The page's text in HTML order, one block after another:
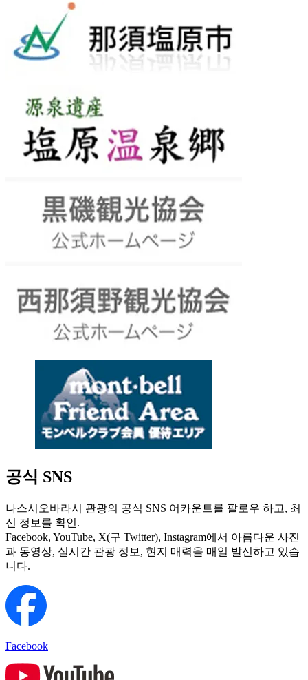
공식 SNS
나스시오바라시 관광의 공식 SNS 어카운트를 팔로우 하고, 최
신 정보를 확인.
Facebook, YouTube, X(구 Twitter), Instagram에서 아름다운 사진
과 동영상, 실시간 관광 정보, 현지 매력을 매일 발신하고 있습
니다.
Facebook